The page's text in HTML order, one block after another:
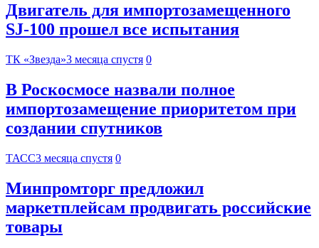
Двигатель для импортозамещенного
SJ-100 прошел все испытания
ТК «Звезда»3 месяца спустя 0
В Роскосмосе назвали полное
импортозамещение приоритетом при
создании спутников
ТАСС3 месяца спустя 0
Минпромторг предложил
маркетплейсам продвигать российские
товары